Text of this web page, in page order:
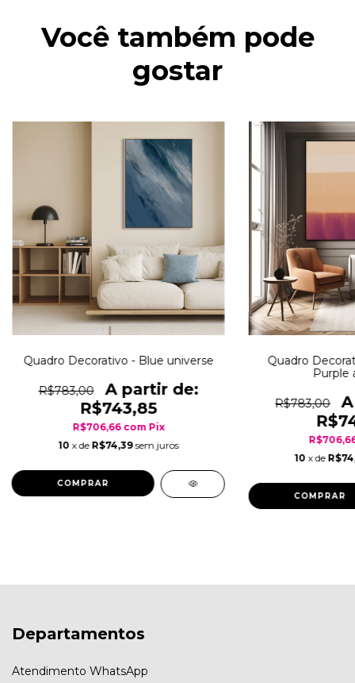
Você também pode
gostar
Quadro Decorativo - Blue universe
R$783,00
R$743,85
R$706,66 com Pix
10 x de R$74,39 sem juros
COMPRAR
Quadro
Purple
R$783,00
10 x de
COMPRAR
Departamentos
Atendimento WhatsApp